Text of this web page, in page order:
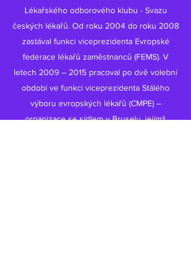
Lékařského odborového klubu - Svazu
českých lékařů. Od roku 2004 do roku 2008
zastával funkci viceprezidenta Evropské
federace lékařů zaměstnanců (FEMS). V
letech 2009 – 2015 pracoval po dvě volební
období ve funkci viceprezidenta Stálého
výboru evropských lékařů (CMPE) –
organizace se sídlem v Bruselu, jejímž